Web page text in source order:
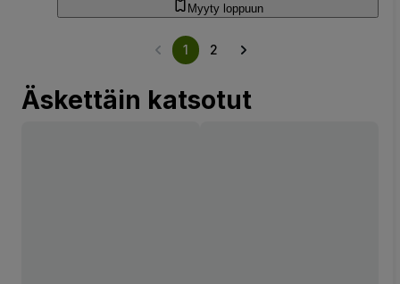
Myyty loppuun
1 2
Äskettäin katsotut